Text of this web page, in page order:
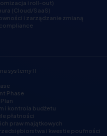
i roll-out)
(Cloud/SaaS)
i zarządzanie zmianą
systemy IT
Phase
i kontrola budżetu
płatności
praw majątkowych
i kwestie poufności